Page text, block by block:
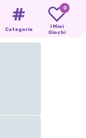
Categorie
0
I Miei
Giochi